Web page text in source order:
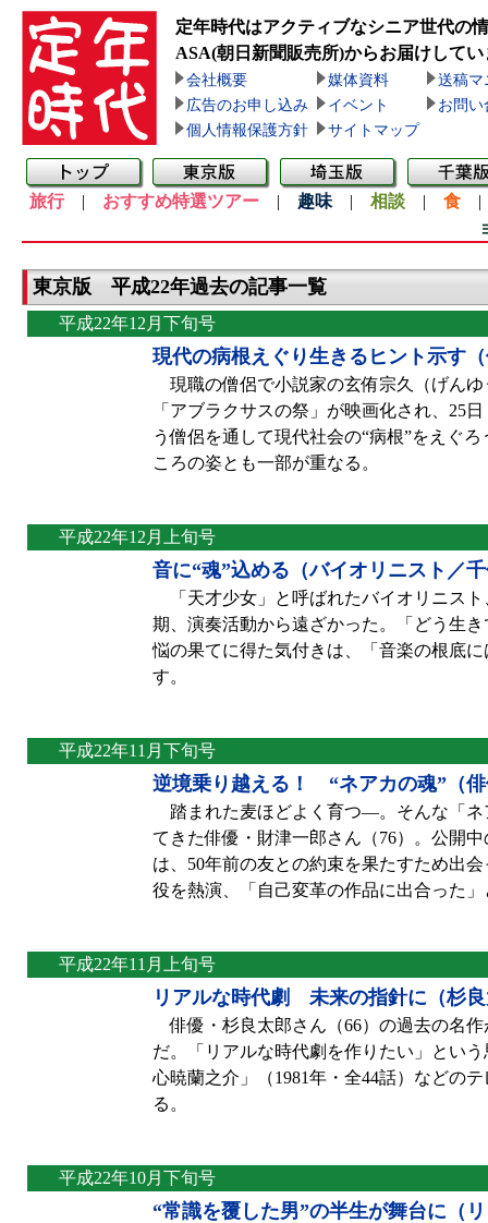
定年時代はアクティブなシニア世代の
ASA(朝日新聞販売所)からお届けしてい
会社概要 媒体資料
送稿マ
広告のお申し込み
イベント
お問い
個人情報保護方針
サイトマップ
旅行| おすすめ特選ツアー | 趣味 | 相談 | 食
東京版 平成22年過去の記事一覧
平成22年12月下旬号
現代の病根えぐり生きるヒント示す
現職の僧侶で小説家の玄侑宗久（げん
「アブラクサスの祭」が映画化され、25
う僧侶を通して現代社会の“病根”をえぐ
ころの姿とも一部が重なる。
平成22年12月上旬号
音に“魂”込める（バイオリニスト／
「天才少女」と呼ばれたバイオリニスト
期、演奏活動から遠ざかった。「どう生
悩の果てに得た気付きは、「音楽の根底
す。
平成22年11月下旬号
逆境乗り越える！ “ネアカの魂”（
踏まれた麦ほどよく育つ—。そんな「ネ
てきた俳優・財津一郎さん（76）。公開
は、50年前の友との約束を果たすため出
役を熱演、「自己変革の作品に出合った
平成22年11月上旬号
リアルな時代劇 未来の指針に（杉
俳優・杉良太郎さん（66）の過去の名
だ。「リアルな時代劇を作りたい」とい
心暁蘭之介」（1981年・全44話）などの
る。
平成22年10月下旬号
“常識を覆した男”の半生が舞台に（